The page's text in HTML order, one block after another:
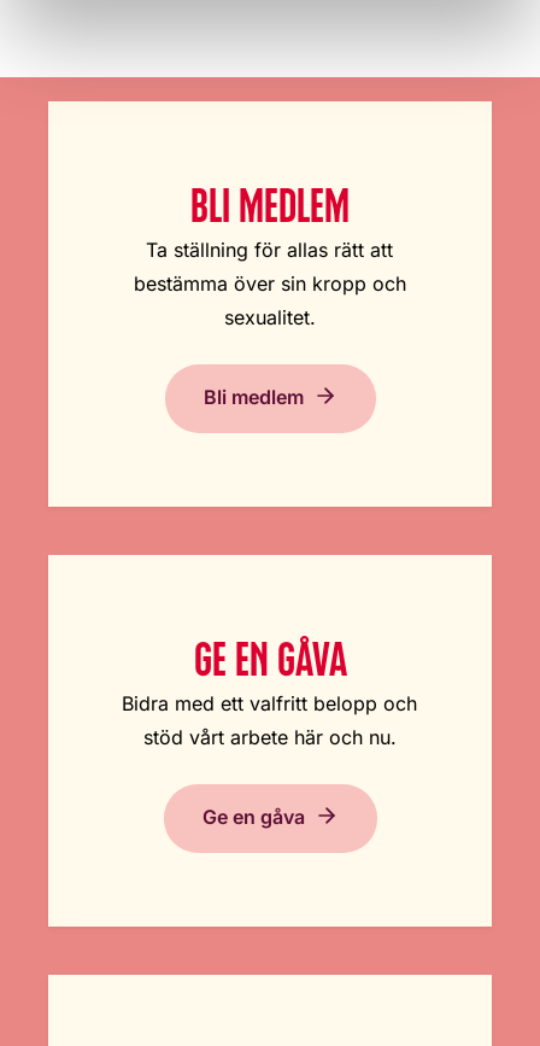
BLI MEDLEM
Ta ställning för allas rätt att
bestämma över sin kropp och
sexualitet.
Bli medlem
GE EN GÅVA
Bidra med ett valfritt belopp och
stöd vårt arbete här och nu.
Ge en gåva